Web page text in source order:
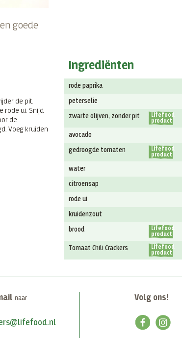
goede
de pit.
rode ui. Snijd
de
Voeg kruiden
Ingrediënten
rode paprika
peterselie
zwarte olijven, zonder pit
Lifefood
product
avocado
gedroogde tomaten
Lifefood
product
water
citroensap
rode ui
kruidenzout
brood
Lifefood
product
Tomaat Chili Crackers
Lifefood
product
naar Volg ons!